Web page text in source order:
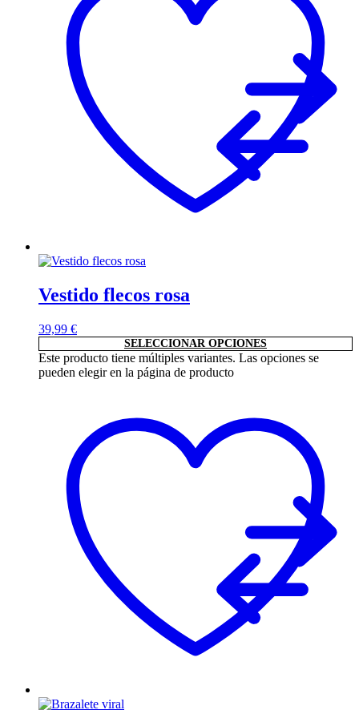
Vestido flecos rosa
39,99 €
SELECCIONAR OPCIONES
Este producto tiene múltiples variantes. Las opciones se
pueden elegir en la página de producto